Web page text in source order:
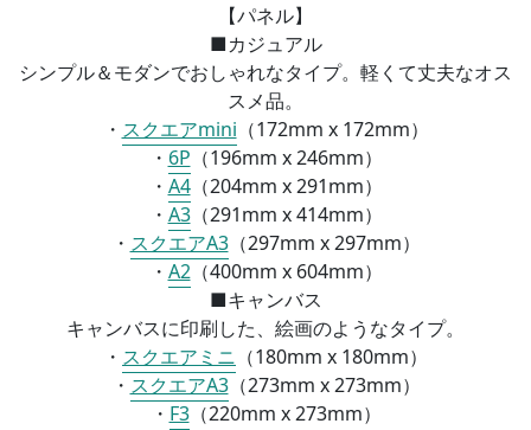
【パネル】
■カジュアル
シンプル＆モダンでおしゃれなタイプ。軽くて丈夫なオス
スメ品。
・ スクエアmini （172mm x 172mm）
・ 6P （196mm x 246mm）
・ A4（204mm x 291mm）
・ A3（291mm x 414mm）
・ スクエアA3（297mm x 297mm）
・ A2（400mm x 604mm）
■キャンバス
キャンバスに印刷した、絵画のようなタイプ。
・ スクエアミニ （180mm x 180mm）
・ スクエアA3（273mm x 273mm）
・ F3（220mm x 273mm）